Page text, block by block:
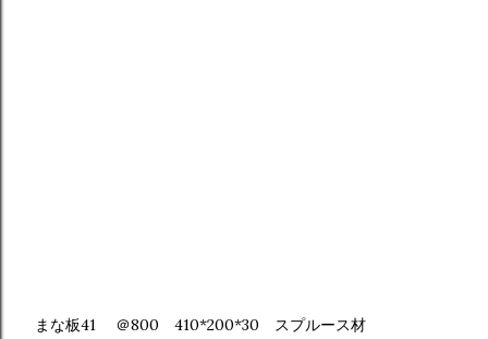
まな板41 ＠800 410*200*30 スプルース材